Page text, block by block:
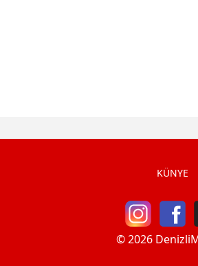
KÜNYE
© 2026